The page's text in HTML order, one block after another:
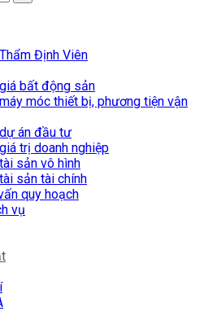
Định Viên
bất động sản
móc thiết bị, phương tiện vận
án đầu tư
trị doanh nghiệp
sản vô hình
sản tài chính
quy hoạch
vụ